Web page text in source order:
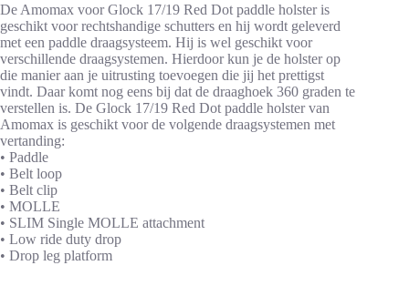
De Amomax voor Glock 17/19 Red Dot paddle holster is
geschikt voor rechtshandige schutters en hij wordt geleverd
met een paddle draagsysteem. Hij is wel geschikt voor
verschillende draagsystemen. Hierdoor kun je de holster op
die manier aan je uitrusting toevoegen die jij het prettigst
vindt. Daar komt nog eens bij dat de draaghoek 360 graden te
verstellen is. De Glock 17/19 Red Dot paddle holster van
Amomax is geschikt voor de volgende draagsystemen met
vertanding:
• Paddle
• Belt loop
• Belt clip
• MOLLE
• SLIM Single MOLLE attachment
• Low ride duty drop
• Drop leg platform